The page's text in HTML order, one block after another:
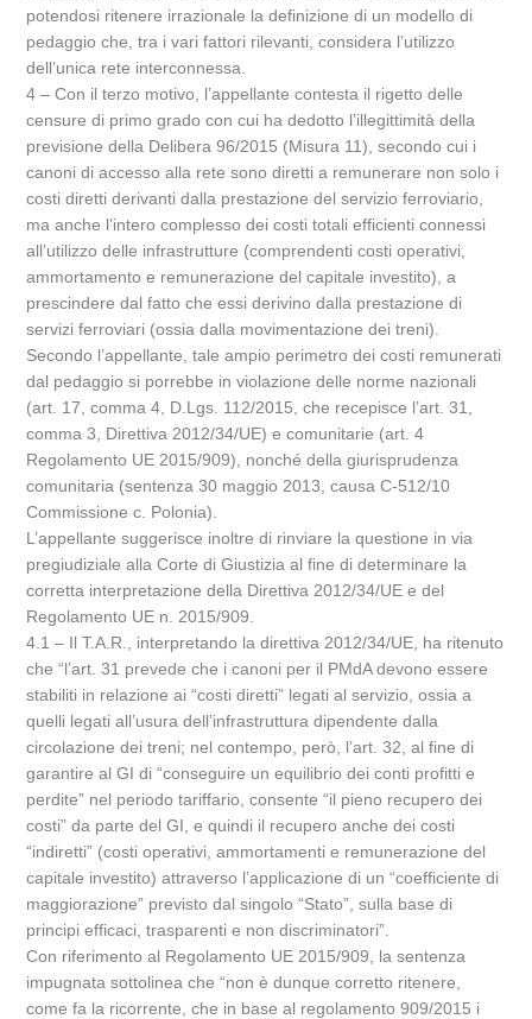
potendosi ritenere irrazionale la definizione di un modello di
pedaggio che, tra i vari fattori rilevanti, considera l’utilizzo
dell’unica rete interconnessa.
4 – Con il terzo motivo, l’appellante contesta il rigetto delle
censure di primo grado con cui ha dedotto l’illegittimità della
previsione della Delibera 96/2015 (Misura 11), secondo cui i
canoni di accesso alla rete sono diretti a remunerare non solo i
costi diretti derivanti dalla prestazione del servizio ferroviario,
ma anche l’intero complesso dei costi totali efficienti connessi
all’utilizzo delle infrastrutture (comprendenti costi operativi,
ammortamento e remunerazione del capitale investito), a
prescindere dal fatto che essi derivino dalla prestazione di
servizi ferroviari (ossia dalla movimentazione dei treni).
Secondo l’appellante, tale ampio perimetro dei costi remunerati
dal pedaggio si porrebbe in violazione delle norme nazionali
(art. 17, comma 4, D.Lgs. 112/2015, che recepisce l’art. 31,
comma 3, Direttiva 2012/34/UE) e comunitarie (art. 4
Regolamento UE 2015/909), nonché della giurisprudenza
comunitaria (sentenza 30 maggio 2013, causa C-512/10
Commissione c. Polonia).
L’appellante suggerisce inoltre di rinviare la questione in via
pregiudiziale alla Corte di Giustizia al fine di determinare la
corretta interpretazione della Direttiva 2012/34/UE e del
Regolamento UE n. 2015/909.
4.1 – Il T.A.R., interpretando la direttiva 2012/34/UE, ha ritenuto
che “l’art. 31 prevede che i canoni per il PMdA devono essere
stabiliti in relazione ai “costi diretti” legati al servizio, ossia a
quelli legati all’usura dell’infrastruttura dipendente dalla
circolazione dei treni; nel contempo, però, l’art. 32, al fine di
garantire al GI di “conseguire un equilibrio dei conti profitti e
perdite” nel periodo tariffario, consente “il pieno recupero dei
costi” da parte del GI, e quindi il recupero anche dei costi
“indiretti” (costi operativi, ammortamenti e remunerazione del
capitale investito) attraverso l’applicazione di un “coefficiente di
maggiorazione” previsto dal singolo “Stato”, sulla base di
principi efficaci, trasparenti e non discriminatori”.
Con riferimento al Regolamento UE 2015/909, la sentenza
impugnata sottolinea che “non è dunque corretto ritenere,
come fa la ricorrente, che in base al regolamento 909/2015 i